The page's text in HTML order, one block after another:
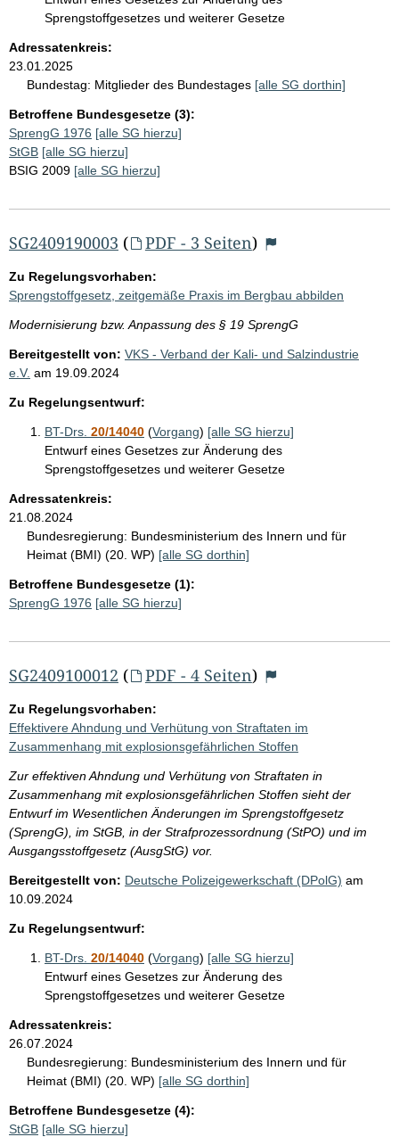
Sprengstoffgesetzes und weiterer Gesetze
Adressatenkreis:
23.01.2025
Bundestag: Mitglieder des Bundestages [alle SG dorthin]
Betroffene Bundesgesetze (3):
SprengG 1976 [alle SG hierzu]
StGB [alle SG hierzu]
BSIG 2009 [alle SG hierzu]
SG2409190003 ( PDF - 3 Seiten)
Zu Regelungsvorhaben:
Sprengstoffgesetz, zeitgemäße Praxis im Bergbau abbilden
Modernisierung bzw. Anpassung des § 19 SprengG
Bereitgestellt von: VKS - Verband der Kali- und Salzindustrie
e.V. am 19.09.2024
Zu Regelungsentwurf:
BT-Drs. 20/14040 (Vorgang) [alle SG hierzu]
Entwurf eines Gesetzes zur Änderung des
Sprengstoffgesetzes und weiterer Gesetze
Adressatenkreis:
21.08.2024
Bundesregierung: Bundesministerium des Innern und für
Heimat (BMI) (20. WP) [alle SG dorthin]
Betroffene Bundesgesetze (1):
SprengG 1976 [alle SG hierzu]
SG2409100012 ( PDF - 4 Seiten)
Zu Regelungsvorhaben:
Effektivere Ahndung und Verhütung von Straftaten im
Zusammenhang mit explosionsgefährlichen Stoffen
Zur effektiven Ahndung und Verhütung von Straftaten in
Zusammenhang mit explosionsgefährlichen Stoffen sieht der
Entwurf im Wesentlichen Änderungen im Sprengstoffgesetz
(SprengG), im StGB, in der Strafprozessordnung (StPO) und im
Ausgangsstoffgesetz (AusgStG) vor.
Bereitgestellt von: Deutsche Polizeigewerkschaft (DPolG) am
10.09.2024
Zu Regelungsentwurf:
BT-Drs. 20/14040 (Vorgang) [alle SG hierzu]
Entwurf eines Gesetzes zur Änderung des
Sprengstoffgesetzes und weiterer Gesetze
Adressatenkreis:
26.07.2024
Bundesregierung: Bundesministerium des Innern und für
Heimat (BMI) (20. WP) [alle SG dorthin]
Betroffene Bundesgesetze (4):
StGB [alle SG hierzu]